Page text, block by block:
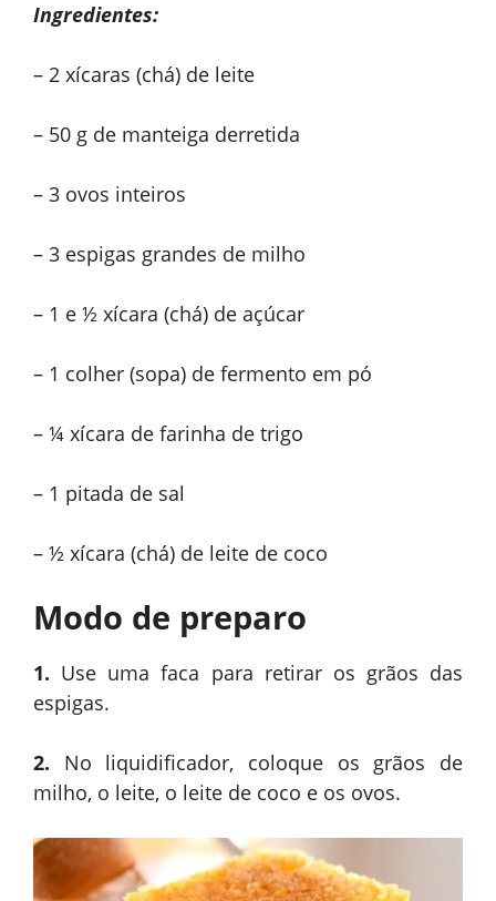
Ingredientes:
– 2 xícaras (chá) de leite
– 50 g de manteiga derretida
– 3 ovos inteiros
– 3 espigas grandes de milho
– 1 e ½ xícara (chá) de açúcar
– 1 colher (sopa) de fermento em pó
– ¼ xícara de farinha de trigo
– 1 pitada de sal
– ½ xícara (chá) de leite de coco
Modo de preparo
1. Use uma faca para retirar os grãos das
espigas.
2. No liquidificador, coloque os grãos de
milho, o leite, o leite de coco e os ovos.